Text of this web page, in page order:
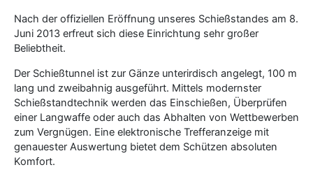
Nach der offiziellen Eröffnung unseres Schießstandes am 8.
Juni 2013 erfreut sich diese Einrichtung sehr großer
Beliebtheit.
Der Schießtunnel ist zur Gänze unterirdisch angelegt, 100 m
lang und zweibahnig ausgeführt. Mittels modernster
Schießstandtechnik werden das Einschießen, Überprüfen
einer Langwaffe oder auch das Abhalten von Wettbewerben
zum Vergnügen. Eine elektronische Trefferanzeige mit
genauester Auswertung bietet dem Schützen absoluten
Komfort.